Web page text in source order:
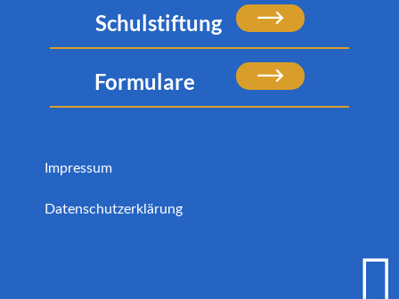
Schulstiftung
Formulare
Impressum
Datenschutzerklärung